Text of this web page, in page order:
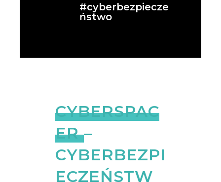
#cyberbezpiecze
ństwo
CYBERSPAC
ER–
CYBERBEZPI
ECZEŃSTW